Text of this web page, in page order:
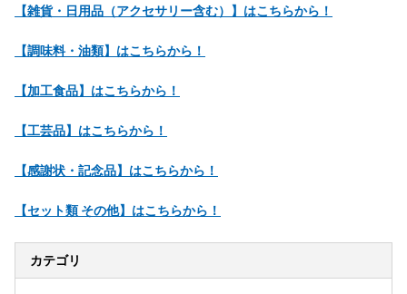
【雑貨・日用品（アクセサリー含む）】はこちらから！
【調味料・油類】はこちらから！
【加工食品】はこちらから！
【工芸品】はこちらから！
【感謝状・記念品】はこちらから！
【セット類 その他】はこちらから！
カテゴリ